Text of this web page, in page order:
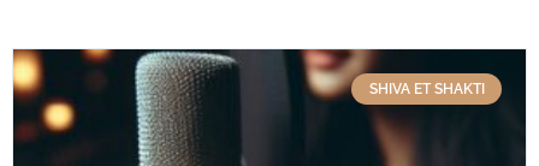
SHIVA ET SHAKTI